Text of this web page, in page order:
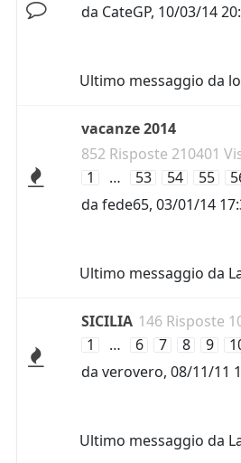
da CateGP, 10/03/14
Ultimo messaggio da
vacanze 2014
852 Risposte 210401
1
… 53 54 55
da fede65, 03/01/14
Ultimo messaggio da
SICILIA 146 Risposte
1
… 6 7 8 9
da verovero, 08/11/11
Ultimo messaggio da